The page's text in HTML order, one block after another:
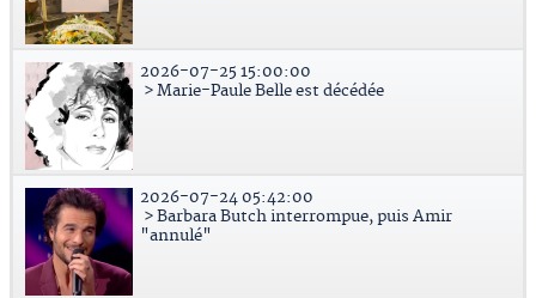
2026-07-25 15:00:00
> Marie-Paule Belle est décédée
2026-07-24 05:42:00
> Barbara Butch interrompue, puis Amir
"annulé"